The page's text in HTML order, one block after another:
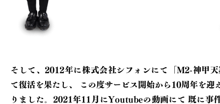
そして、2012年に株式会社シフォンにて「M2-神甲
て復活を果たし、
りました。2021年11月にYoutubeの動画にて 既に事件の経緯をお